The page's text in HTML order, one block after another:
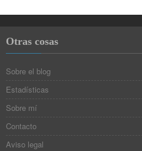
Otras cosas
Sobre el blog
Estadísticas
Sobre mí
Contacto
Aviso legal